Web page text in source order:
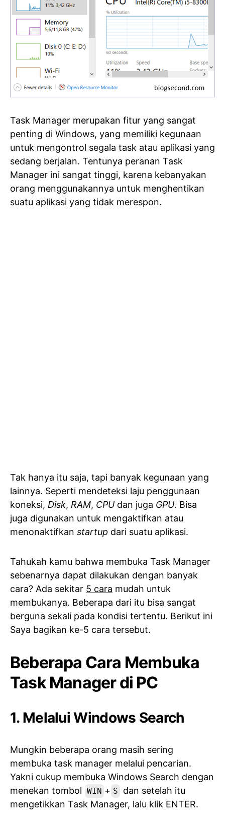
Task Manager merupakan fitur yang sangat
penting di Windows, yang memiliki kegunaan
untuk mengontrol segala task atau aplikasi yang
sedang berjalan. Tentunya peranan Task
Manager ini sangat tinggi, karena kebanyakan
orang menggunakannya untuk menghentikan
suatu aplikasi yang tidak merespon.
Tak hanya itu saja, tapi banyak kegunaan yang
lainnya. Seperti mendeteksi laju penggunaan
koneksi, Disk, RAM, CPU dan juga GPU. Bisa
juga digunakan untuk mengaktifkan atau
menonaktifkan startup dari suatu aplikasi.
Tahukah kamu bahwa membuka Task Manager
sebenarnya dapat dilakukan dengan banyak
cara? Ada sekitar 5 cara mudah untuk
membukanya. Beberapa dari itu bisa sangat
berguna sekali pada kondisi tertentu. Berikut ini
Saya bagikan ke-5 cara tersebut.
Beberapa Cara Membuka
Task Manager di PC
1. Melalui Windows Search
Mungkin beberapa orang masih sering
membuka task manager melalui pencarian.
Yakni cukup membuka Windows Search dengan
menekan tombol WIN + S
dan setelah itu
mengetikkan Task Manager, lalu klik ENTER.